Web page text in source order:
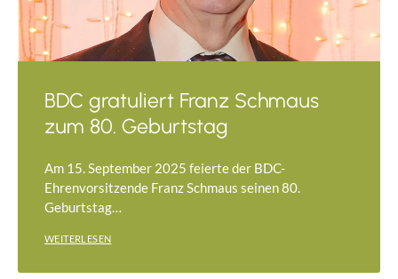
BDC gratuliert Franz Schmaus
zum 80. Geburtstag
Am 15. September 2025 feierte der BDC-
Ehrenvorsitzende Franz Schmaus seinen 80.
Geburtstag…
WEITERLESEN